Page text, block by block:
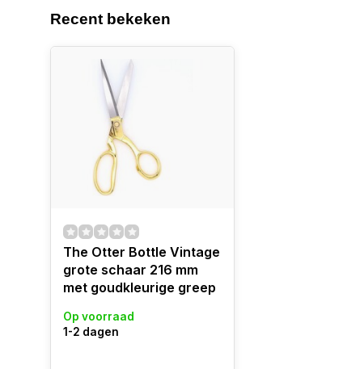
Recent bekeken
The Otter Bottle Vintage
grote schaar 216 mm
met goudkleurige greep
Op voorraad
1-2 dagen